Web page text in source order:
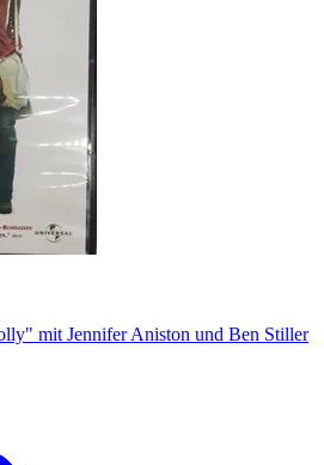
mit Jennifer Aniston und Ben Stiller